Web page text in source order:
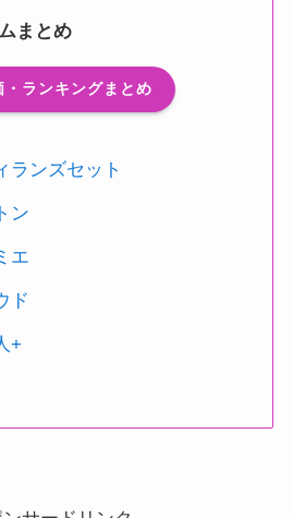
まとめ
ランキングまとめ
ランズセット
ン
エ
ド
+